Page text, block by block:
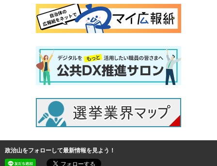
政治山をフォローして最新情報を見よう！